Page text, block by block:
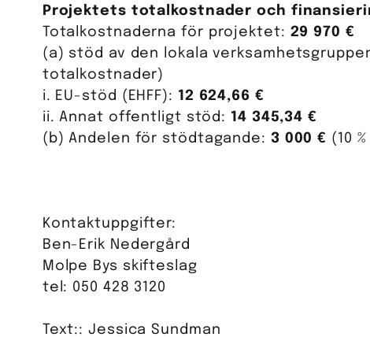
Projektets totalkostnader och
Totalkostnaderna för projektet: 29 970 €
(a) stöd av den lokala
totalkostnader)
i. EU-stöd (EHFF): 12 624,66 €
ii. Annat offentligt stöd: 14 345,34 €
(b) Andelen för stödtagande: 3 000 € (10
Kontaktuppgifter:
Ben-Erik Nedergård
Molpe Bys skifteslag
tel: 050 428 3120
Text:: Jessica Sundman